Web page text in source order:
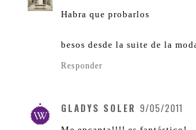
Habra que probarlos
besos desde la suite de la
Responder
GLADYS SOLER 9/05/2011